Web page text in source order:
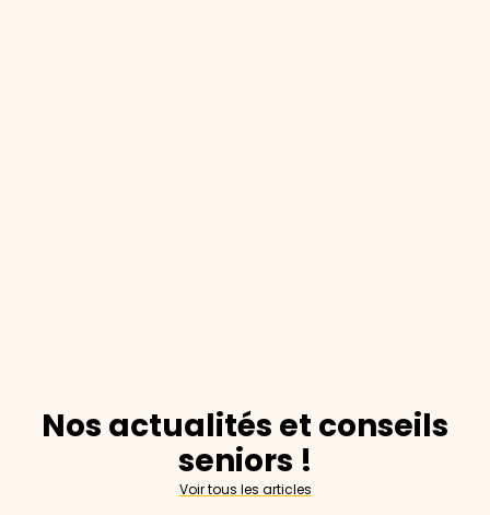
Nos actualités et conseils
seniors !
Voir tous les articles